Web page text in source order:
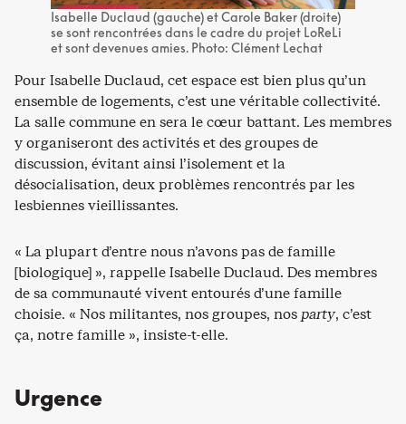
Isabelle Duclaud (gauche) et Carole Baker (droite)
se sont rencontrées dans le cadre du projet LoReLi
et sont devenues amies. Photo: Clément Lechat
Pour Isabelle Duclaud, cet espace est bien plus qu’un
ensemble de logements, c’est une véritable collectivité.
La salle commune en sera le cœur battant. Les membres
y organiseront des activités et des groupes de
discussion, évitant ainsi l’isolement et la
désocialisation, deux problèmes rencontrés par les
lesbiennes vieillissantes.
« La plupart d’entre nous n’avons pas de famille
[biologique] », rappelle Isabelle Duclaud. Des membres
de sa communauté vivent entourés d’une famille
choisie. « Nos militantes, nos groupes, nos party, c’est
ça, notre famille », insiste-t-elle.
Urgence